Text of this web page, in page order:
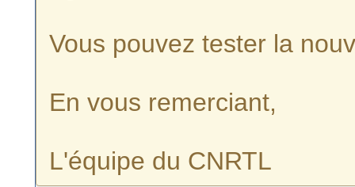
Vous pouvez tester la
En vous remerciant,
L'équipe du CNRTL